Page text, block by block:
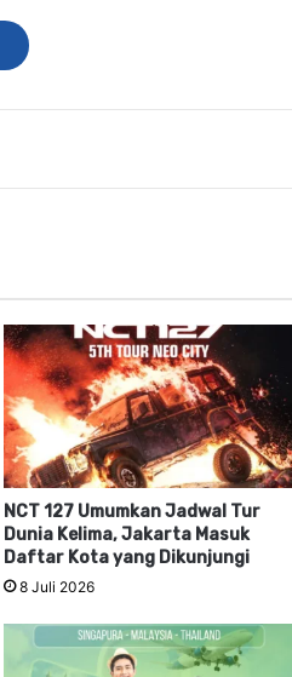
NCT 127 Umumkan Jadwal Tur
Dunia Kelima, Jakarta Masuk
Daftar Kota yang Dikunjungi
8 Juli 2026